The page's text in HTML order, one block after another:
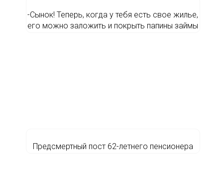
-Сынок! Теперь, когда у тебя есть свое жилье,
его можно заложить и покрыть папины займы
Предсмертный пост 62-летнего пенсионера